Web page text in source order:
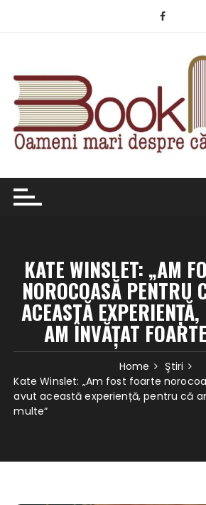
KATE WINSLET: „AM
NOROCOASĂ PENTRU
ACEASTĂ
AM ÎNVĂȚAT
Home
Ştiri
Kate Winslet: „Am fost foarte
avut această experiență, pentru că
multe“